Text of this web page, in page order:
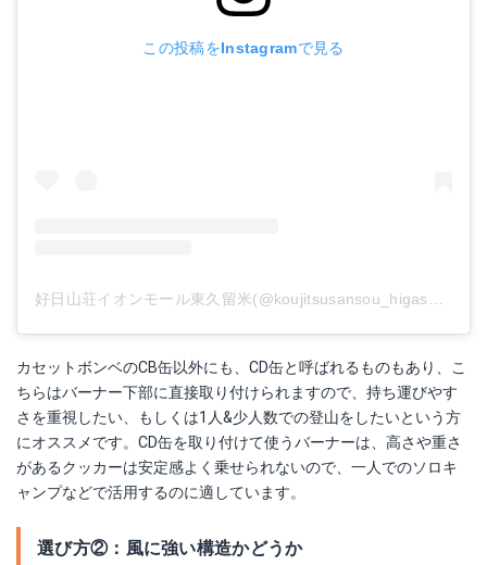
この投稿をInstagramで見る
カセットボンベのCB缶以外にも、CD缶と呼ばれるものもあり、こ
ちらはバーナー下部に直接取り付けられますので、持ち運びやす
さを重視したい、もしくは1人&少人数での登山をしたいという方
にオススメです。CD缶を取り付けて使うバーナーは、高さや重さ
があるクッカーは安定感よく乗せられないので、一人でのソロキ
ャンプなどで活用するのに適しています。
選び方②：風に強い構造かどうか